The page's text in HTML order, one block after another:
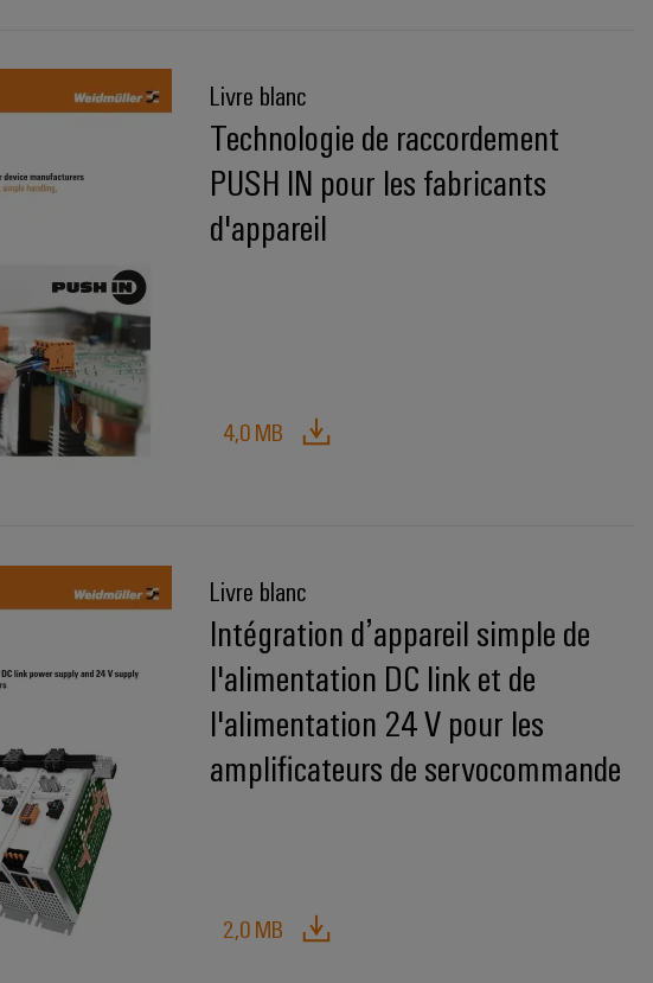
Livre blanc
Technologie de raccordement
PUSH IN pour les fabricants
d'appareil
4,0 MB
Livre blanc
Intégration d’appareil simple de
l'alimentation DC link et de
l'alimentation 24 V pour les
amplificateurs de servocommande
2,0 MB